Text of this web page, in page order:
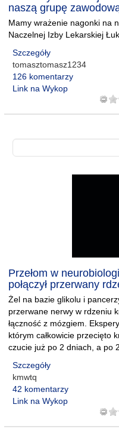
naszą grupę
Mamy wrażenie nagonki na
Naczelnej Izby Lekarskiej
Szczegóły
tomasztomasz1234
126 komentarzy
Link na Wykop
Przełom w
połączył przerwany
Żel na bazie glikolu i
przerwane nerwy w rdzeniu
łączność z mózgiem.
którym całkowicie przecięto
czucie już po 2 dniach, a po
Szczegóły
kmwtq
42 komentarzy
Link na Wykop